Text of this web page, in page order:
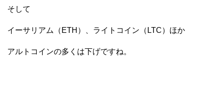
そして
イーサリアム（ETH）、ライトコイン（LTC）ほか
アルトコインの多くは下げですね。